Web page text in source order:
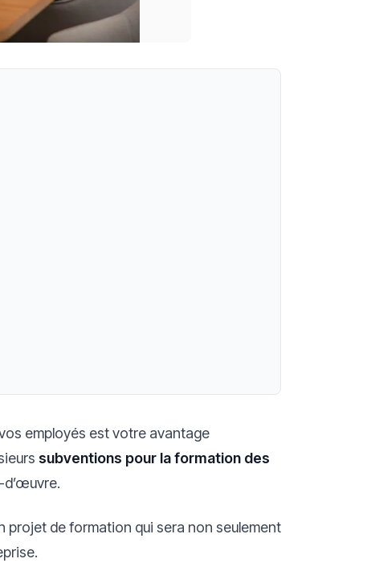
employés est votre avantage
subventions pour la formation des
d’œuvre.
projet de formation qui sera non seulement